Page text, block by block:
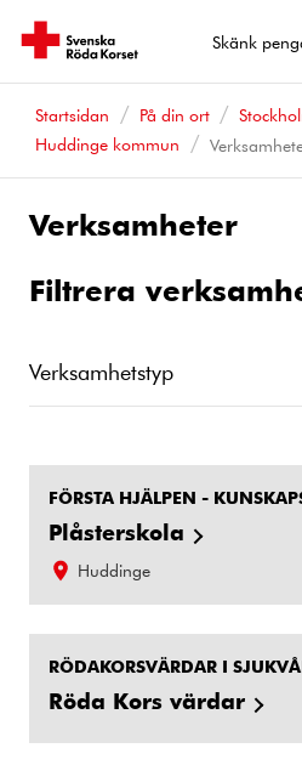
Skänk
Startsidan På din ort
Huddinge kommun
Verksamheter
Filtrera
Verksamhetstyp
FÖRSTA HJÄLPEN -
Plåsterskola
Huddinge
RÖDAKORSVÄRDAR I
Röda Kors värdar